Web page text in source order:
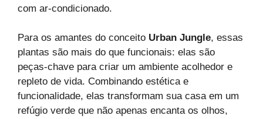
com ar-condicionado.
Para os amantes do conceito Urban Jungle, essas
plantas são mais do que funcionais: elas são
peças-chave para criar um ambiente acolhedor e
repleto de vida. Combinando estética e
funcionalidade, elas transformam sua casa em um
refúgio verde que não apenas encanta os olhos,